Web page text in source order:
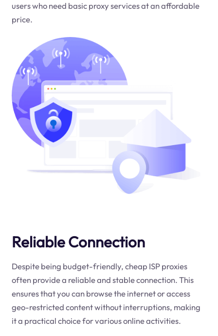
users who need basic proxy services at an affordable
price.
Reliable Connection
Despite being budget-friendly, cheap ISP proxies
often provide a reliable and stable connection. This
ensures that you can browse the internet or access
geo-restricted content without interruptions, making
it a practical choice for various online activities.